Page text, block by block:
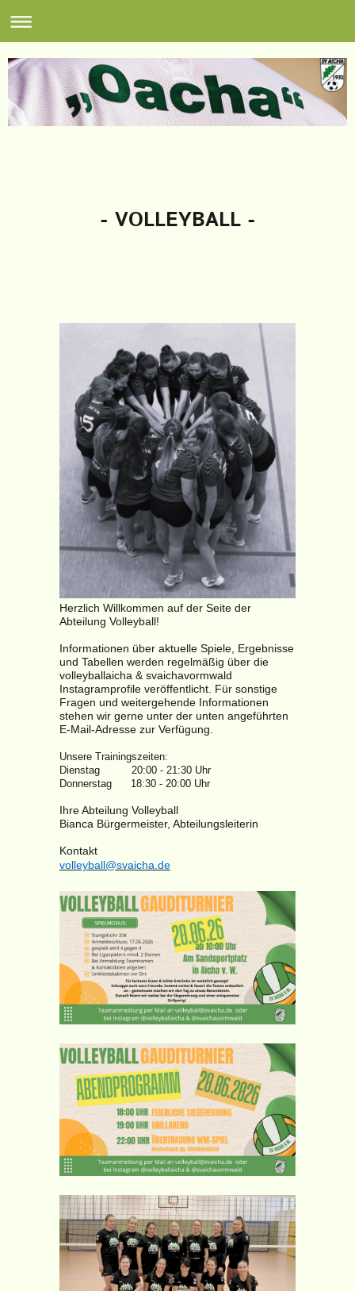
- VOLLEYBALL -
Herzlich Willkommen auf der Seite der
Abteilung Volleyball!
Informationen über aktuelle Spiele, Ergebnisse
und Tabellen werden regelmäßig über die
volleyballaicha & svaichavormwald
Instagramprofile veröffentlicht. Für sonstige
Fragen und weitergehende Informationen
stehen wir gerne unter der unten angeführten
E-Mail-Adresse zur Verfügung.
Unsere Trainingszeiten:
Dienstag 20:00 - 21:30 Uhr
Donnerstag 18:30 - 20:00 Uhr
Ihre Abteilung Volleyball
Bianca Bürgermeister, Abteilungsleiterin
Kontakt
volleyball@svaicha.de